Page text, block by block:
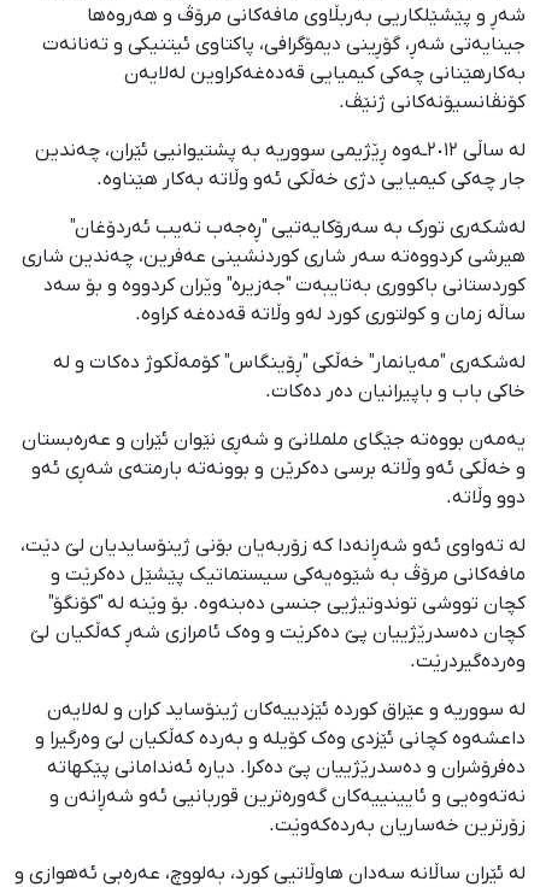
شه‌ڕ و پێشێلکاریی به‌ربڵاوی مافه‌کانی مرۆڤ و هه‌روه‌ها
جینایه‌تی شه‌ڕ، گۆڕینی دیمۆگرافی، پاکتاوی ئیتنیکی و تەنانەت
به‌کارهێنانی چه‌کی کیمیایی قه‌ده‌غه‌کراوین له‌لایه‌ن
کۆنڤانسیۆنه‌کانی ژنێڤ.
له‌ ساڵی ٢٠١٢ـەوه‌‌ ڕێژیمی سووریە به‌ پشتیوانیی ئێران، چه‌ندین
جار چه‌کی کیمیایی دژی خه‌ڵکی ئه‌و وڵاته ‌به‌کار هێناوه‌.
له‌شکه‌ری تورک به‌ سه‌رۆکایه‌تیی "ڕه‌جه‌ب ته‌یب ئه‌ردۆغان"
هیرشی کردووەته‌ سه‌ر شاری کوردنشینی عه‌فرین، چه‌ندین شاری
کوردستانی باکووری به‌تایبه‌ت "جه‌زیره‌" وێران کردووه‌ و بۆ سه‌د
ساڵه‌ زمان و کولتوری کورد له‌و وڵاته ‌قه‌ده‌غه‌ کراوه‌.
له‌شکه‌ری "مه‌یانمار" خه‌ڵکی "ڕۆینگاس" کۆمه‌ڵکوژ دەکات و له‌
خاکی باب و باپیرانیان ده‌ر ده‌کات.
یه‌مه‌ن بووه‌ته‌ جێگای ململانێ و شه‌ڕی نێوان ئێران و عه‌ره‌بستان
و خه‌ڵکی ئه‌و وڵاته‌ برسی دەکرێن و بوونه‌ته‌ بارمته‌ی شه‌ڕی ئه‌و
دوو وڵاته‌.
له‌ ته‌واوی ئه‌و شه‌ڕانه‌دا که‌ زۆربه‌یان بۆنی ژینۆسایدیان لێ دێت،
مافه‌کانی مرۆڤ به‌ شێوه‌یه‌کی سیستماتیک پێشێل ده‌کرێت و
کچان تووشی توندوتیژیی جنسی ده‌بنەوە. بۆ وێنه‌ له‌ "کۆنگۆ"
کچان دەسدرێژییان پێ ده‌کرێت و وه‌ک ئامرازی شه‌ڕ که‌ڵکیان لێ
وه‌رده‌گیردرێت.
له‌ سووریە و عێراق کورده‌ ئێزدییەکان ژینۆساید کران و له‌لایه‌ن
داعشەوە کچانی ئێزدی وه‌ک کۆیلە و بەردە‌ که‌ڵکیان لێ وه‌رگیرا و
ده‌فرۆشران و دەسدرێژییان پێ ده‌کرا. دیاره‌ ئه‌ندامانی پێکهاتە‌
نه‌ته‌وه‌یی و ئایینییه‌کان گه‌وره‌ترین قوربانیی ئه‌و شه‌ڕانه‌ن و
زۆرترین خه‌ساریان بەردەکەوێت.
له‌ ئێران ساڵانه‌ سه‌دان هاوڵاتیی کورد، به‌لووچ، عه‌ره‌بی ئه‌هوازی و